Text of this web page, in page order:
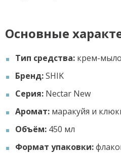
Основные
Тип средства: крем-
Бренд:SHIK
Серия: Nectar New
Аромат: маракуйя и
Объём: 450 мл
Формат упаковки: